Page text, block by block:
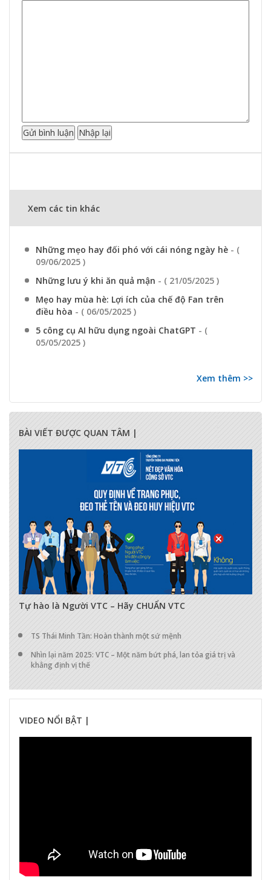
Xem các tin khác
Những mẹo hay đối phó với cái nóng ngày hè - (
09/06/2025 )
Những lưu ý khi ăn quả mận - ( 21/05/2025 )
Mẹo hay mùa hè: Lợi ích của chế độ Fan trên
điều hòa - ( 06/05/2025 )
5 công cụ AI hữu dụng ngoài ChatGPT - (
05/05/2025 )
Xem thêm >>
BÀI VIẾT ĐƯỢC QUAN TÂM |
Tự hào là Người VTC – Hãy CHUẨN VTC
TS Thái Minh Tần: Hoàn thành một sứ mệnh
Nhìn lại năm 2025: VTC – Một năm bứt phá, lan tỏa giá trị và
khẳng định vị thế
VIDEO NỔI BẬT |